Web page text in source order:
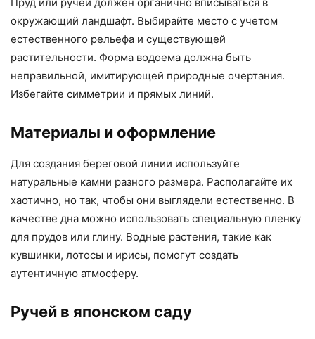
окружающий ландшафт. Выбирайте место с учетом
естественного рельефа и существующей
растительности. Форма водоема должна быть
неправильной, имитирующей природные очертания.
Избегайте симметрии и прямых линий.
Материалы и оформление
Для создания береговой линии используйте
натуральные камни разного размера. Располагайте их
хаотично, но так, чтобы они выглядели естественно. В
качестве дна можно использовать специальную пленку
для прудов или глину. Водные растения, такие как
кувшинки, лотосы и ирисы, помогут создать
аутентичную атмосферу.
Ручей в японском саду